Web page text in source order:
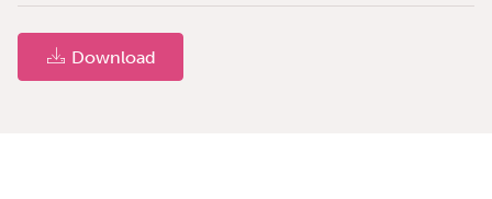
Download